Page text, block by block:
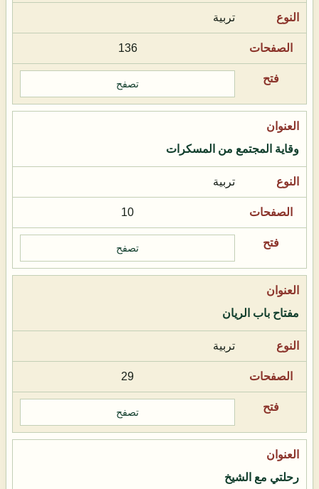
تربية
136
تصفح
وقاية المجتمع من المسكرات
تربية
10
تصفح
مفتاح باب الريان
تربية
29
تصفح
رحلتي مع الشيخ